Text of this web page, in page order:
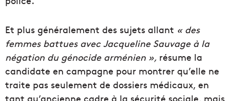
Et plus généralement des sujets allant « des
femmes battues avec Jacqueline Sauvage à la
négation du génocide arménien », résume la
candidate en campagne pour montrer qu’elle ne
traite pas seulement de dossiers médicaux, en
tant qu’ancienne cadre à la sécurité sociale, mais